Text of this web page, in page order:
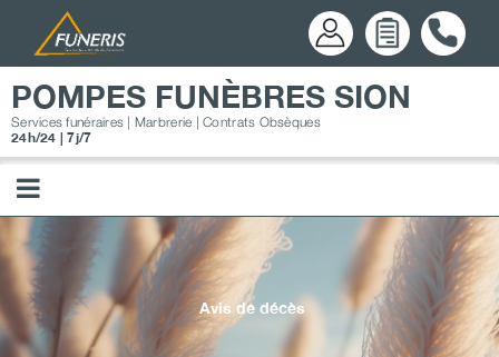
contenu
POMPES FUNÈBRES SION
Services funéraires | Marbrerie | Contrats Obsèques
24h/24 | 7j/7
Avis de décès